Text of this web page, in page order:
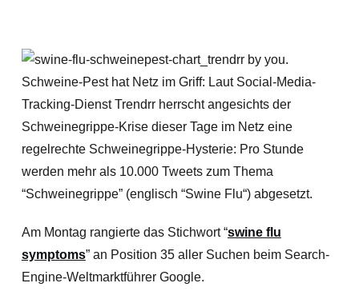
Schweine-Pest hat Netz im Griff: Laut Social-Media-
Tracking-Dienst Trendrr herrscht angesichts der
Schweinegrippe-Krise dieser Tage im Netz eine
regelrechte Schweinegrippe-Hysterie: Pro Stunde
werden mehr als 10.000 Tweets zum Thema
“Schweinegrippe” (englisch “Swine Flu“) abgesetzt.
Am Montag rangierte das Stichwort “swine flu
symptoms” an Position 35 aller Suchen beim Search-
Engine-Weltmarktführer Google.